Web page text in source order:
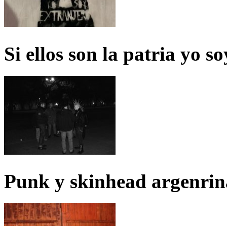
Si ellos son la patria yo
Punk y skinhead